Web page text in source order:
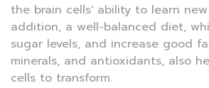
the brain cells' ability to learn
addition, a well-balanced diet,
sugar levels, and increase good
minerals, and antioxidants, also
cells to transform.